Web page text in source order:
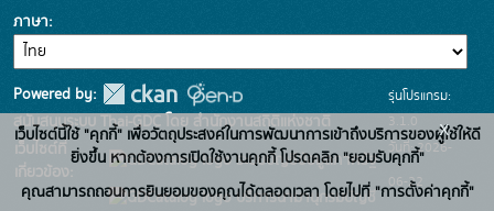
ภาษา
Powered by:
สนับสนุนระบบ Thai-GDC โดย สำนักงานสถิติแห่งชาติ
เว็บไซต์ที่
เกี่ยวข้อง:
ระบบบัญชีข้อมูลภาครัฐ
บริการนามานุกรมบัญชี
รุ่นโปรแกรม:
3.1.0
วันที่: 2026-
06-22
เว็บไซต์นี้ใช้ "คุกกี้" เพื่อวัตถุประสงค์ในการพัฒนาการเข้าถึงบริการของผู้ใช้ให้ดี
ยิ่งขึ้น หากต้องการเปิดใช้งานคุกกี้ โปรดคลิก "ยอมรับคุกกี้"
คุณสามารถถอนการยินยอมของคุณได้ตลอดเวลา โดยไปที่ "การตั้งค่าคุกกี้"
x